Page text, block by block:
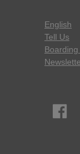
English
Tell Us